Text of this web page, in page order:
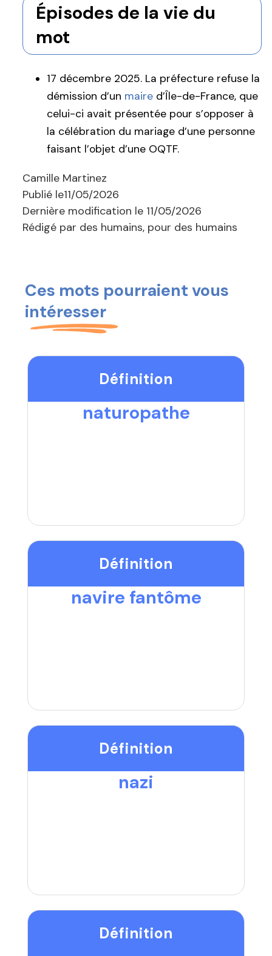
Épisodes de la vie du
mot
17 décembre 2025. La préfecture refuse la
démission d’un maire d’Île-de-France, que
celui-ci avait présentée pour s’opposer à
la célébration du mariage d’une personne
faisant l’objet d’une OQTF.
Camille Martinez
Publié le11/05/2026
Dernière modification le 11/05/2026
Rédigé par des humains, pour des humains
Ces mots pourraient vous
intéresser
Définition
naturopathe
Définition
navire fantôme
Définition
nazi
Définition